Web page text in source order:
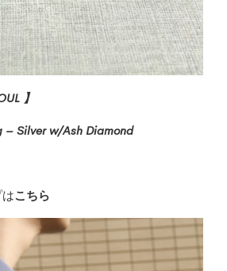
】
– Silver w/Ash Diamond
こちら